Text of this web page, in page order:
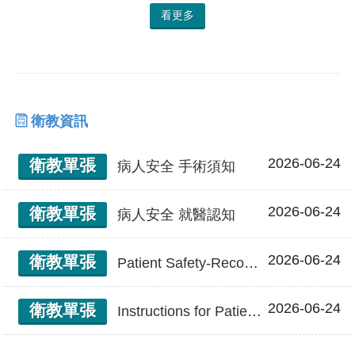
看更多
衛教資訊
衛教單張 病人安全 手術須知 2026-06-24
衛教單張 病人安全 就醫認知 2026-06-24
衛教單張 Patient Safety-Recognition of visiting a doctor 病人安全 就醫認知 2026-06-24
衛教單張 Instructions for Patient Safety in the Operating Room 病人安全 手術須知 2026-06-24